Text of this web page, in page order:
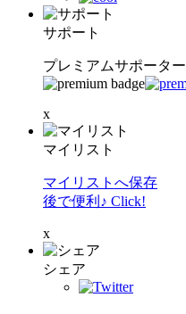
サポート
プレミアムサポーター
x
マイリスト
マイリストへ保存
後で便利♪ Click!
x
シェア